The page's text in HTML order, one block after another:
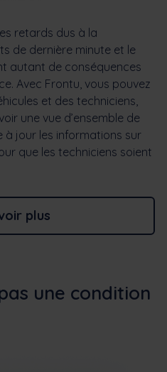
retards dus à la
de dernière minute et le
autant de conséquences
Avec Frontu, vous pouvez
et des techniciens,
une vue d’ensemble de
jour les informations sur
que les techniciens soient
plus
une condition